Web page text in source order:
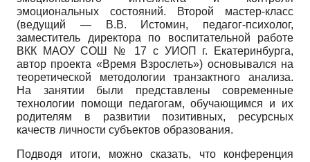
эмоциональных состояний. Второй мастер-класс
(ведущий — В.В. Истомин, педагог-психолог,
заместитель директора по воспитательной работе
ВКК МАОУ СОШ № 17 с УИОП г. Екатеринбурга,
автор проекта «Время Взрослеть») основывался на
теоретической методологии транзактного анализа.
На занятии были представлены современные
технологии помощи педагогам, обучающимся и их
родителям в развитии позитивных, ресурсных
качеств личности субъектов образования.
Подводя итоги, можно сказать, что конференция